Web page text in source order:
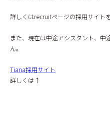
GALLERY
BLOG
詳しくはrecruitページの採用サイト
また、現在は中途アシスタント、中
ん。
Tiana採用サイト
詳しくは↑